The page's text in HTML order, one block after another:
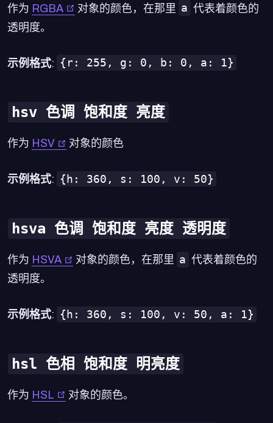
作为 RGBA 对象的颜色，在那里 a 代表着颜色的
透明度。
示例格式: {r: 255, g: 0, b: 0, a: 1}
hsv 色调 饱和度 亮度
作为 HSV 对象的颜色
示例格式: {h: 360, s: 100, v: 50}
hsva 色调 饱和度 亮度 透明度
作为 HSVA 对象的颜色，在那里 a 代表着颜色的
透明度。
示例格式: {h: 360, s: 100, v: 50, a: 1}
hsl 色相 饱和度 明亮度
作为 HSL 对象的颜色。